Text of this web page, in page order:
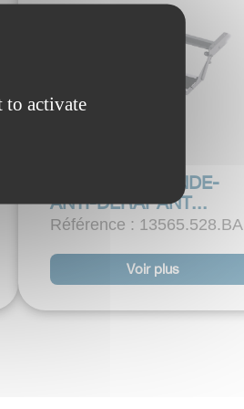
REPLIABLE BANDE-
ANTI-DERAPANT...
Référence : 13565.528.BA
Voir plus
to activate